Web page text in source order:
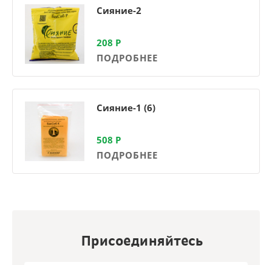
Сияние-2
208 Р
ПОДРОБНЕЕ
Сияние-1 (6)
508 Р
ПОДРОБНЕЕ
Присоединяйтесь